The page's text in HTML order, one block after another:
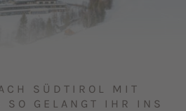
SÜDTIROL MIT
SO GELANGT IHR INS